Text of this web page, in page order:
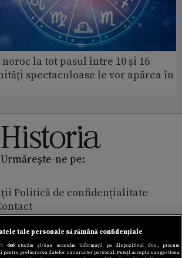
la tot pasul între 10 și 16
spectaculoase le vor apărea în
Urmărește-ne pe:
Politică de confidențialitate
pentru confidențialitate
rezervate Adevarul Holding 2026
tale personale să rămână confidențiale
606stocăm și/sau accesăm informații pe dispozitivul dvs., precum
pentru prelucrarea datelor cu caracter personal. Puteți accepta sau gestiona